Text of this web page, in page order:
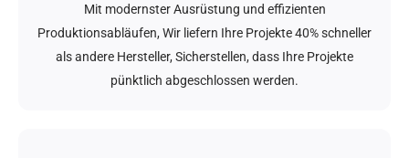
Mit modernster Ausrüstung und effizienten
Produktionsabläufen, Wir liefern Ihre Projekte 40% schneller
als andere Hersteller, Sicherstellen, dass Ihre Projekte
pünktlich abgeschlossen werden.